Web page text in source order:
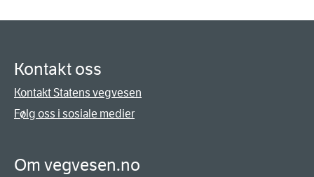
Kontakt oss
Kontakt Statens vegvesen
Følg oss i sosiale medier
Om vegvesen.no